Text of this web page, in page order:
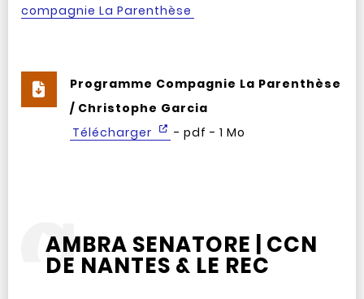
compagnie La Parenthèse
Programme Compagnie La Parenthèse
/ Christophe Garcia
Télécharger
- pdf - 1 Mo
AMBRA SENATORE | CCN
DE NANTES & LE REC